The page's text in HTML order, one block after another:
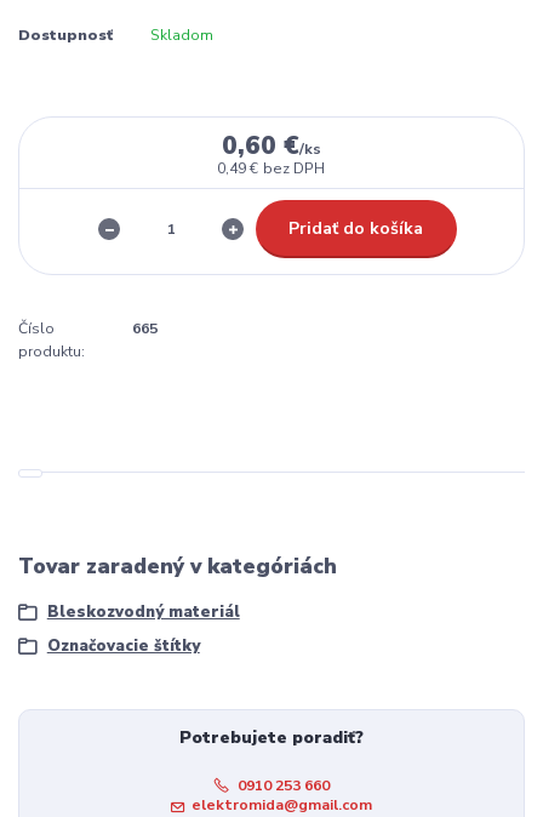
Dostupnosť Skladom
0,60 €/ks
0,49 € bez DPH
Pridať do košíka
Číslo
produktu:
665
Tovar zaradený v kategóriách
Bleskozvodný materiál
Označovacie štítky
Potrebujete poradiť?
0910 253 660
elektromida@gmail.com